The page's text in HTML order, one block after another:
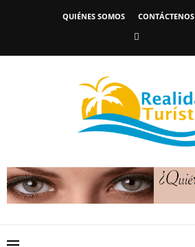
QUIÉNES SOMOS CONTÁCTENOS